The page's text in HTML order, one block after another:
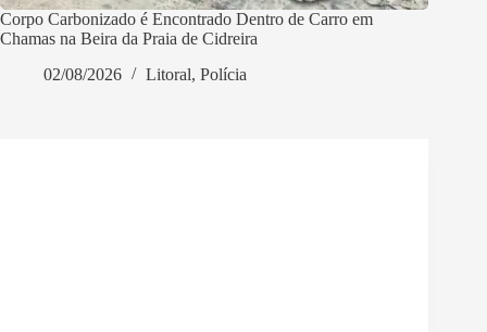
Corpo Carbonizado é Encontrado Dentro de Carro em
Chamas na Beira da Praia de Cidreira
02/08/2026
Litoral, Polícia